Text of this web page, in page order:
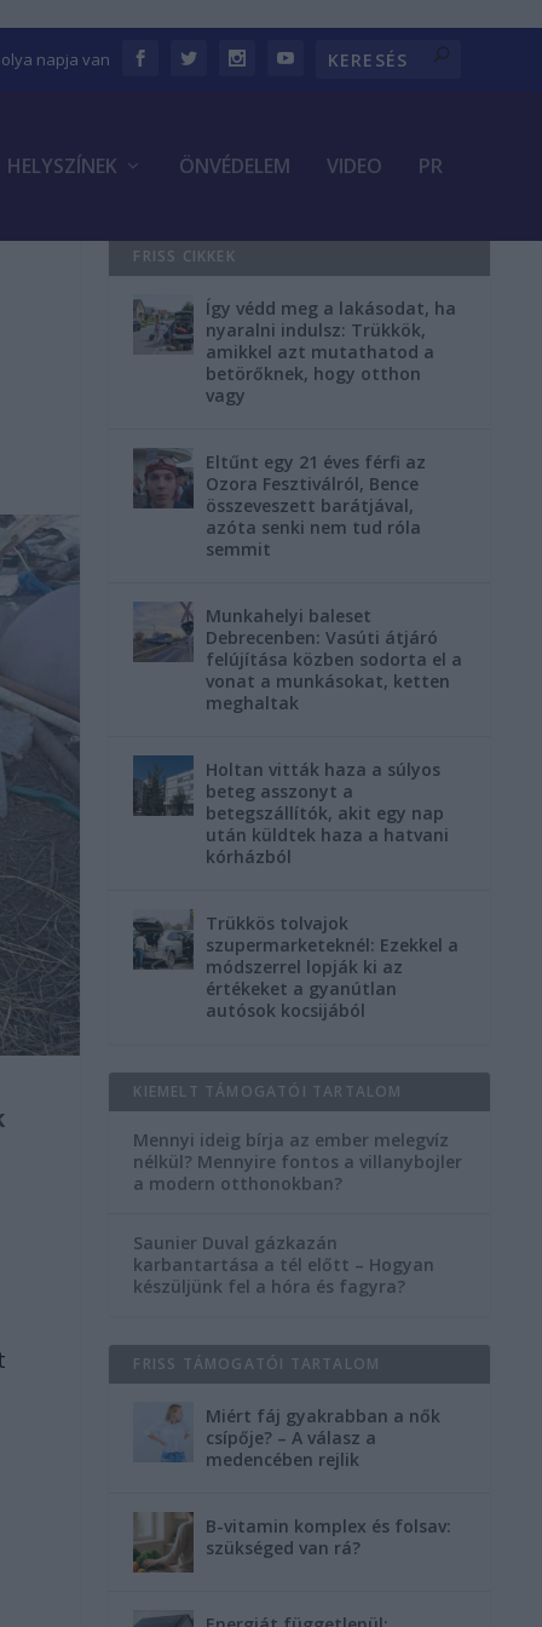
napja van
HELYSZÍNEK ÖNVÉDELEM VIDEO PR
FRISS CIKKEK
Így védd meg a lakásodat, ha
nyaralni indulsz: Trükkök,
amikkel azt mutathatod a
betörőknek, hogy otthon
vagy
Eltűnt egy 21 éves férfi az
Ozora Fesztiválról, Bence
összeveszett barátjával,
azóta senki nem tud róla
semmit
Munkahelyi baleset
Debrecenben: Vasúti átjáró
felújítása közben sodorta el a
vonat a munkásokat, ketten
meghaltak
Holtan vitták haza a súlyos
beteg asszonyt a
betegszállítók, akit egy nap
után küldtek haza a hatvani
kórházból
Trükkös tolvajok
szupermarketeknél: Ezekkel a
módszerrel lopják ki az
értékeket a gyanútlan
autósok kocsijából
KIEMELT TÁMOGATÓI TARTALOM
Mennyi ideig bírja az ember melegvíz
nélkül? Mennyire fontos a villanybojler
a modern otthonokban?
Saunier Duval gázkazán
karbantartása a tél előtt – Hogyan
készüljünk fel a hóra és fagyra?
FRISS TÁMOGATÓI TARTALOM
Miért fáj gyakrabban a nők
csípője? – A válasz a
medencében rejlik
B-vitamin komplex és folsav:
szükséged van rá?